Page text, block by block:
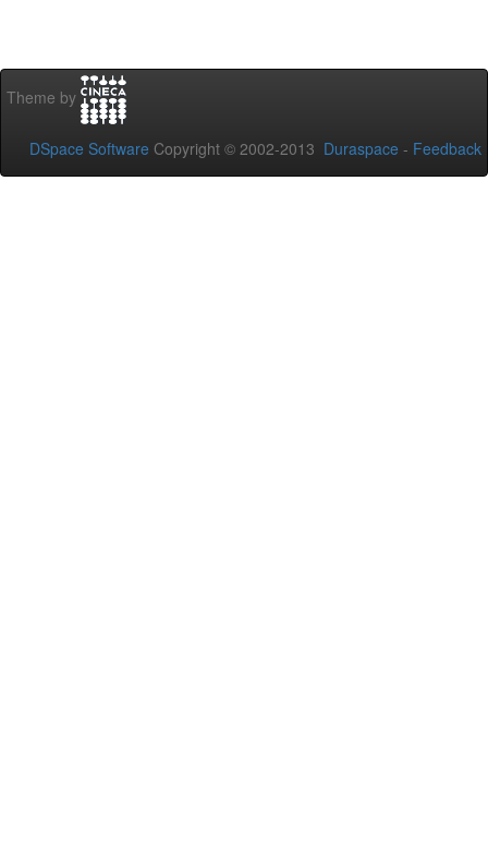
Theme by
DSpace Software Copyright © 2002-2013 Duraspace - Feedback